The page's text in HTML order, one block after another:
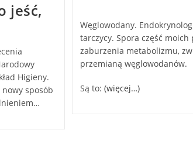
jeść,
Higieny.
sposób
Węglowodany.
tarczycy. Spora część
zaburzenia metabolizmu,
przemianą węglowodanów.
Są to: (więcej…)